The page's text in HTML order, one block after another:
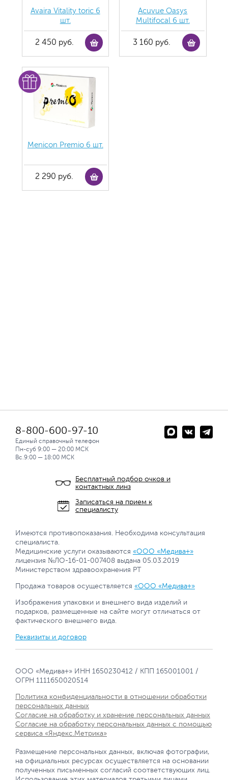
Avaira Vitality toric 6
шт.
2 450 руб.
Acuvue Oasys
Multifocal 6 шт.
3 160 руб.
Menicon Premio 6 шт.
2 290 руб.
8-800-600-97-10
Единый справочный телефон
Пн-суб 9:00 — 20:00 МСК
Вс.9:00 — 18:00 МСК
Бесплатный подбор очков и
контактных линз
Записаться на прием к
специалисту
Имеются противопоказания. Необходима консультация
специалиста.
Медицинские услуги оказываются «ООО «Медива+»
лицензия №ЛО-16-01-007408 выдана 05.03.2019
Министерством здравоохранения РТ
Продажа товаров осуществляется «ООО «Медива+»
Изображения упаковки и внешнего вида изделий и
подарков, размещенные на сайте могут отличаться от
фактического внешнего вида.
Реквизиты и договор
ООО «Медива+» ИНН 1650230412 / КПП 165001001 /
ОГРН 1111650020514
Политика конфиденциальности в отношении обработки
персональных данных
Согласие на обработку и хранение персональных данных
Согласие на обработку персональных данных с помощью
сервиса «Яндекс.Метрика»
Размещение персональных данных, включая фотографии,
на официальных ресурсах осуществляется на основании
полученных письменных согласий соответствующих лиц.